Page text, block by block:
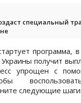
специальный
программа,
получит
упрощен с
следующие шаги: